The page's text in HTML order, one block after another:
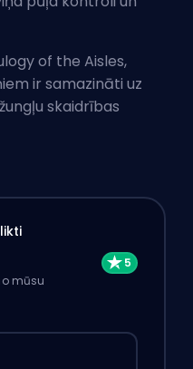
of the Aisles,
ir samazināti uz
skaidrības
mūsu